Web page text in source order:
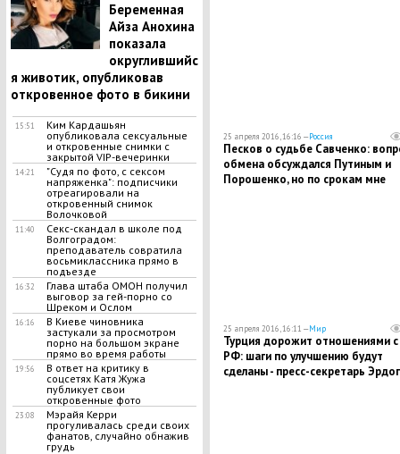
Беременная
Айза Анохина
показала
округлившийс
я животик, опубликовав
откровенное фото в бикини
15:51
Ким Кардашьян
опубликовала сексуальные
и откровенные снимки с
закрытой VIP-вечеринки
14:21
"Судя по фото, с сексом
напряженка": подписчики
отреагировали на
откровенный снимок
Волочковой
11:40
Секс-скандал в школе под
Волгоградом:
преподаватель совратила
восьмиклассника прямо в
подъезде
16:32
Глава штаба ОМОН получил
выговор за гей-порно со
Шреком и Ослом
16:16
В Киеве чиновника
застукали за просмотром
порно на большом экране
прямо во время работы
19:56
В ответ на критику в
соцсетях Катя Жужа
публикует свои
откровенные фото
23:08
Мэрайя Керри
прогуливалась среди своих
фанатов, случайно обнажив
грудь
25 апреля 2016, 16:16 —Россия
Песков о судьбе Савченко:
обмена обсуждался Путиным и
Порошенко, но по срокам мне
25 апреля 2016, 16:11 —Мир
Турция дорожит отношениями с
РФ: шаги по улучшению будут
сделаны - пресс-секретарь